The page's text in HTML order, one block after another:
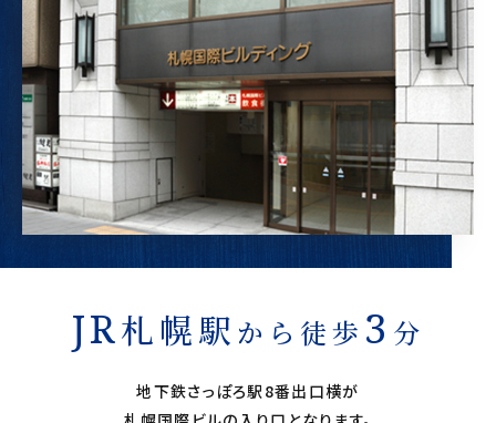
JR札幌駅 から 徒歩 3 分
地下鉄さっぽろ駅8番出口横が